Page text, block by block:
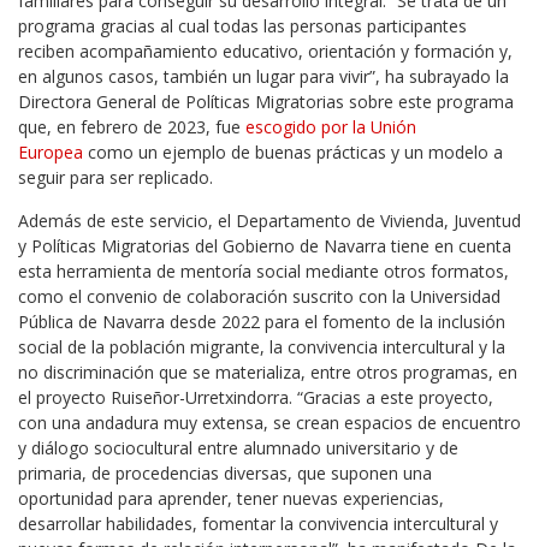
programa gracias al cual todas las personas participantes
reciben acompañamiento educativo, orientación y formación y,
en algunos casos, también un lugar para vivir”, ha subrayado la
Directora General de Políticas Migratorias sobre este programa
que, en febrero de 2023, fue escogido por la Unión
Europea como un ejemplo de buenas prácticas y un modelo a
seguir para ser replicado.
Además de este servicio, el Departamento de Vivienda, Juventud
y Políticas Migratorias del Gobierno de Navarra tiene en cuenta
esta herramienta de mentoría social mediante otros formatos,
como el convenio de colaboración suscrito con la Universidad
Pública de Navarra desde 2022 para el fomento de la inclusión
social de la población migrante, la convivencia intercultural y la
no discriminación que se materializa, entre otros programas, en
el proyecto Ruiseñor-Urretxindorra. “Gracias a este proyecto,
con una andadura muy extensa, se crean espacios de encuentro
y diálogo sociocultural entre alumnado universitario y de
primaria, de procedencias diversas, que suponen una
oportunidad para aprender, tener nuevas experiencias,
desarrollar habilidades, fomentar la convivencia intercultural y